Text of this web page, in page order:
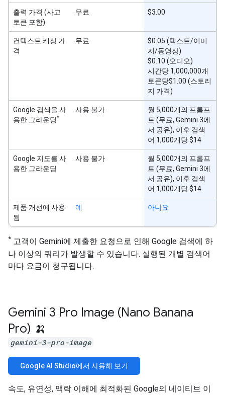
출력 가격 (사고
토큰 포함)
무료 $3.00
컨텍스트 캐싱 가
격
무료
$0.05 (텍스트/이미
지/동영상)
$0.10 (오디오)
시간당 1,000,000개
토큰당$1.00 (스토리
지 가격)
Google 검색을 사
용한 그라운딩*
사용 불가
월 5,000개의 프롬프
트 (무료, Gemini 3에
서 공유), 이후 검색
어 1,000개당 $14
Google 지도를 사
용한 그라운딩
사용 불가
월 5,000개의 프롬프
트 (무료, Gemini 3에
서 공유), 이후 검색
어 1,000개당 $14
제품 개선에 사용
됨
예 아니요
* 고객이 Gemini에 제출한 요청으로 인해 Google 검색에 하
나 이상의 쿼리가 발생할 수 있습니다. 실행된 개별 검색어
마다 요금이 청구됩니다.
Gemini 3 Pro Image (Nano Banana
Pro) 🍌
gemini-3-pro-image
Google AI Studio에서 사용해 보기
속도, 유연성, 맥락 이해에 최적화된 Google의 네이티브 이